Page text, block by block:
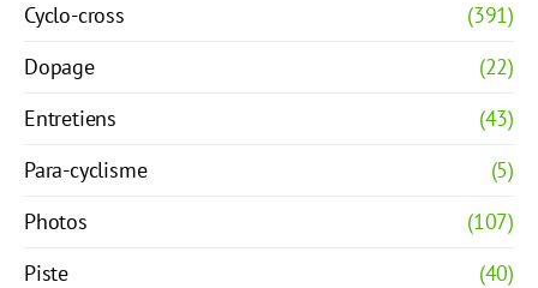
Cyclo-cross
(391)
Dopage
(22)
Entretiens
(43)
Para-cyclisme
(5)
Photos
(107)
Piste
(40)